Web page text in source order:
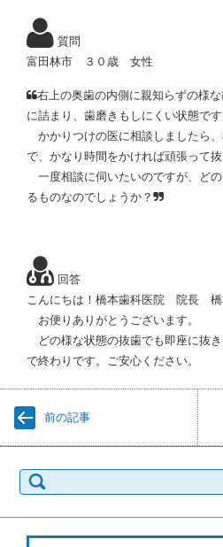
質問
富田林市 ３０歳 女性
右上の奥歯の内側に親知らずの様
に詰まり、歯磨きもしにくい状態です
かかりつけの医に相談しましたら
で、かなり時間をかければ頑張って抜
一度相談に伺いたいのですが、ど
るものなのでしょうか？
回答
こんにちは！橋本歯科医院 院長 橋
お便りありがとうございます。
どの様な状態の抜歯でも即座に抜
で終わりです。ご安心ください。
前の記事
検
索: